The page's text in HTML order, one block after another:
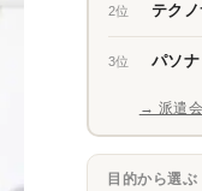
2位 テク
3位 パソナ
→ 派遣
目的から選ぶ